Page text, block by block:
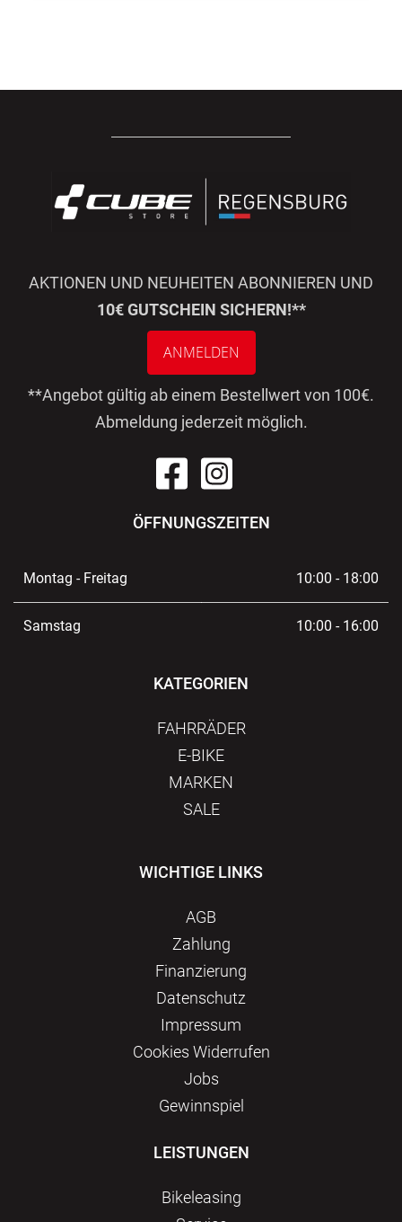
AKTIONEN UND NEUHEITEN ABONNIEREN UND
10€ GUTSCHEIN SICHERN!**
ANMELDEN
**Angebot gültig ab einem Bestellwert von 100€.
Abmeldung jederzeit möglich.
ÖFFNUNGSZEITEN
Montag - Freitag 10:00 - 18:00
Samstag 10:00 - 16:00
KATEGORIEN
FAHRRÄDER
E-BIKE
MARKEN
SALE
WICHTIGE LINKS
AGB
Zahlung
Finanzierung
Datenschutz
Impressum
Сookies Widerrufen
Jobs
Gewinnspiel
LEISTUNGEN
Bikeleasing